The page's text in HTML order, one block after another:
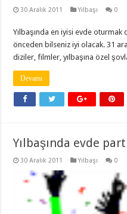
30 Aralık 2011 Yılbaşı 0
Yılbaşında en iyisi evde
önceden bilseniz iyi olacak. 31
diziler, filmler, yılbaşına özel
Devamı
Yılbaşında evde
30 Aralık 2011 Yılbaşı 0